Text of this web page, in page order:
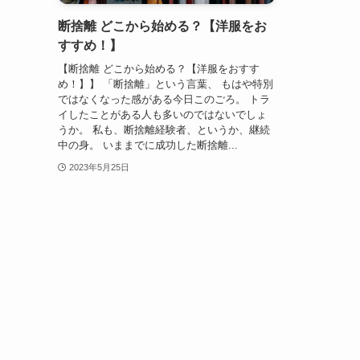
断捨離 どこから始める？【洋服をお
すすめ！】
【断捨離 どこから始める？【洋服をおすす
め！】】 「断捨離」という言葉、 もはや特別
ではなくなった感がある今日このごろ。 トラ
イしたことがある人も多いのではないでしょ
うか。 私も、断捨離経験者、というか、継続
中の身。 いままでに成功した断捨離...
2023年5月25日